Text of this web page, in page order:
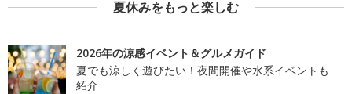
夏休みをもっと楽しむ
2026年の涼感イベント＆グルメガイド
夏でも涼しく遊びたい！夜間開催や水系イベントも
紹介